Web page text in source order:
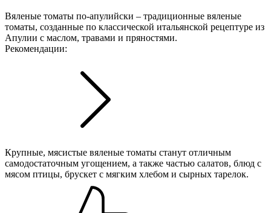
Вяленые томаты по-апулийски – традиционные вяленые
томаты, созданные по классической итальянской рецептуре из
Апулии с маслом, травами и пряностями.
Рекомендации:
Крупные, мясистые вяленые томаты станут отличным
самодостаточным угощением, а также частью салатов, блюд с
мясом птицы, брускет с мягким хлебом и сырных тарелок.